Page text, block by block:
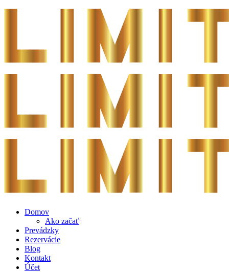
Domov
Ako začať
Prevádzky
Rezervácie
Blog
Kontakt
Účet